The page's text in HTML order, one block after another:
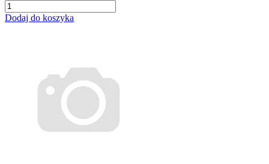
Dodaj do koszyka